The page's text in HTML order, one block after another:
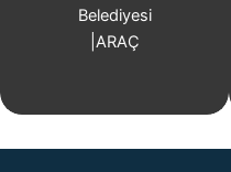
Belediyesi
ARAÇ